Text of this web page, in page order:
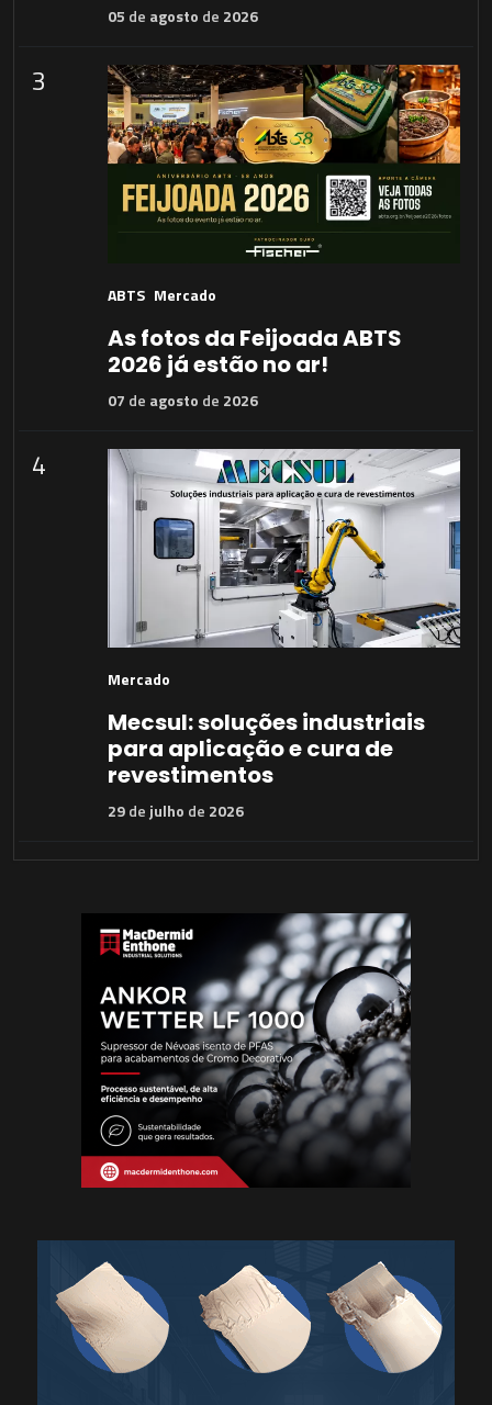
05 de agosto de 2026
3
ABTS Mercado
As fotos da Feijoada ABTS
2026 já estão no ar!
07 de agosto de 2026
4
Mercado
Mecsul: soluções industriais
para aplicação e cura de
revestimentos
29de julho de 2026